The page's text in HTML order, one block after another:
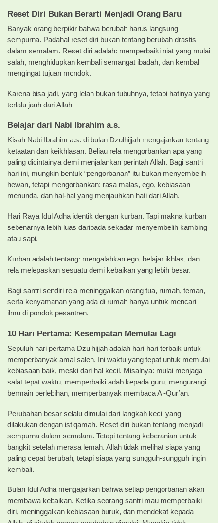
Reset Diri Bukan Berarti Menjadi Orang Baru
Banyak orang berpikir bahwa berubah harus langsung
sempurna. Padahal reset diri bukan tentang berubah drastis
dalam semalam. Reset diri adalah: memperbaiki niat yang mulai
salah, menghidupkan kembali semangat ibadah, dan kembali
mengingat tujuan mondok.
Karena bisa jadi, yang lelah bukan tubuhnya, tetapi hatinya yang
terlalu jauh dari Allah.
Belajar dari Nabi Ibrahim a.s.
Kisah Nabi Ibrahim a.s. di bulan Dzulhijjah mengajarkan tentang
ketaatan dan keikhlasan. Beliau rela mengorbankan apa yang
paling dicintainya demi menjalankan perintah Allah. Bagi santri
hari ini, mungkin bentuk “pengorbanan” itu bukan menyembelih
hewan, tetapi mengorbankan: rasa malas, ego, kebiasaan
menunda, dan hal-hal yang menjauhkan hati dari Allah.
Hari Raya Idul Adha identik dengan kurban. Tapi makna kurban
sebenarnya lebih luas daripada sekadar menyembelih kambing
atau sapi.
Kurban adalah tentang: mengalahkan ego, belajar ikhlas, dan
rela melepaskan sesuatu demi kebaikan yang lebih besar.
Bagi santri sendiri rela meninggalkan orang tua, rumah, teman,
serta kenyamanan yang ada di rumah hanya untuk mencari
ilmu di pondok pesantren.
10 Hari Pertama: Kesempatan Memulai Lagi
Sepuluh hari pertama Dzulhijjah adalah hari-hari terbaik untuk
memperbanyak amal saleh. Ini waktu yang tepat untuk memulai
kebiasaan baik, meski dari hal kecil. Misalnya: mulai menjaga
salat tepat waktu, memperbaiki adab kepada guru, mengurangi
bermain berlebihan, memperbanyak membaca Al-Qur’an.
Perubahan besar selalu dimulai dari langkah kecil yang
dilakukan dengan istiqamah. Reset diri bukan tentang menjadi
sempurna dalam semalam. Tetapi tentang keberanian untuk
bangkit setelah merasa lemah. Allah tidak melihat siapa yang
paling cepat berubah, tetapi siapa yang sungguh-sungguh ingin
kembali.
Bulan Idul Adha mengajarkan bahwa setiap pengorbanan akan
membawa kebaikan. Ketika seorang santri mau memperbaiki
diri, meninggalkan kebiasaan buruk, dan mendekat kepada